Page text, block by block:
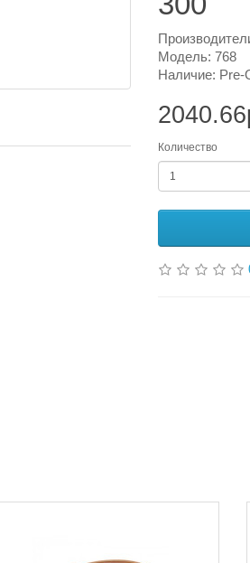
Модель: 768
Наличие: Pre-
Количество